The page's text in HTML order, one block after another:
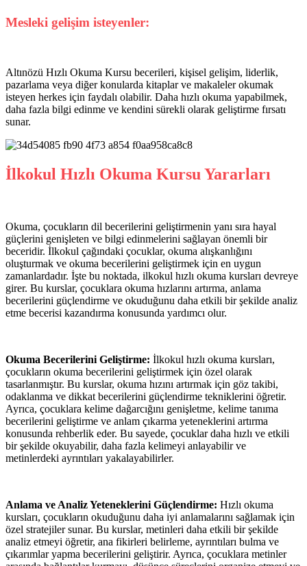
Mesleki gelişim isteyenler:
Altınözü Hızlı Okuma Kursu becerileri, kişisel gelişim, liderlik,
pazarlama veya diğer konularda kitaplar ve makaleler okumak
isteyen herkes için faydalı olabilir. Daha hızlı okuma yapabilmek,
daha fazla bilgi edinme ve kendini sürekli olarak geliştirme fırsatı
sunar.
İlkokul Hızlı Okuma Kursu Yararları
Okuma, çocukların dil becerilerini geliştirmenin yanı sıra hayal
güçlerini genişleten ve bilgi edinmelerini sağlayan önemli bir
beceridir. İlkokul çağındaki çocuklar, okuma alışkanlığını
oluşturmak ve okuma becerilerini geliştirmek için en uygun
zamanlardadır. İşte bu noktada, ilkokul hızlı okuma kursları devreye
girer. Bu kurslar, çocuklara okuma hızlarını artırma, anlama
becerilerini güçlendirme ve okuduğunu daha etkili bir şekilde analiz
etme becerisi kazandırma konusunda yardımcı olur.
Okuma Becerilerini Geliştirme: İlkokul hızlı okuma kursları,
çocukların okuma becerilerini geliştirmek için özel olarak
tasarlanmıştır. Bu kurslar, okuma hızını artırmak için göz takibi,
odaklanma ve dikkat becerilerini güçlendirme tekniklerini öğretir.
Ayrıca, çocuklara kelime dağarcığını genişletme, kelime tanıma
becerilerini geliştirme ve anlam çıkarma yeteneklerini artırma
konusunda rehberlik eder. Bu sayede, çocuklar daha hızlı ve etkili
bir şekilde okuyabilir, daha fazla kelimeyi anlayabilir ve
metinlerdeki ayrıntıları yakalayabilirler.
Anlama ve Analiz Yeteneklerini Güçlendirme: Hızlı okuma
kursları, çocukların okuduğunu daha iyi anlamalarını sağlamak için
özel stratejiler sunar. Bu kurslar, metinleri daha etkili bir şekilde
analiz etmeyi öğretir, ana fikirleri belirleme, ayrıntıları bulma ve
çıkarımlar yapma becerilerini geliştirir. Ayrıca, çocuklara metinler